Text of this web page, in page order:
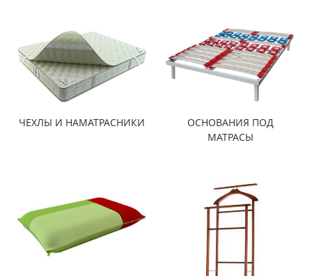
ЧЕХЛЫ И НАМАТРАСНИКИ
ОСНОВАНИЯ ПОД
МАТРАСЫ